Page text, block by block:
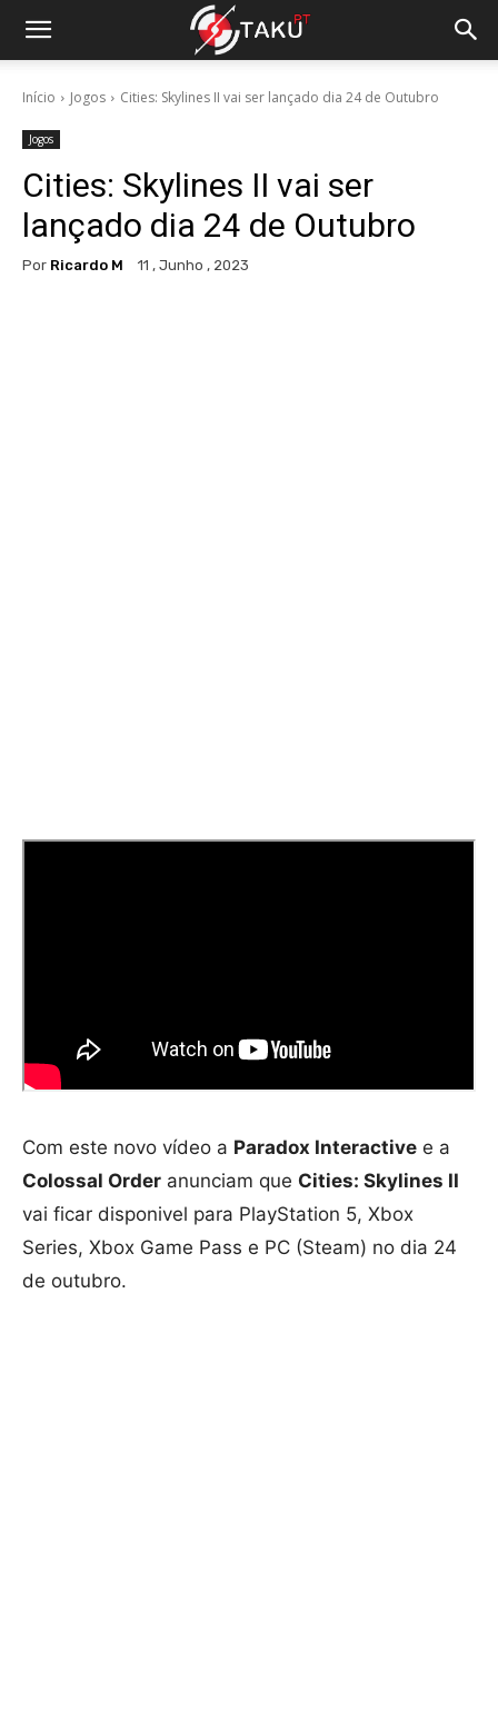
Início Jogos Cities: Skylines II vai ser lançado dia 24 de Outubro
Jogos
Cities: Skylines II vai ser
lançado dia 24 de Outubro
Por Ricardo M 11 , Junho , 2023
Com este novo vídeo a Paradox Interactive e a
Colossal Order anunciam que Cities: Skylines II
vai ficar disponivel para PlayStation 5, Xbox
Series, Xbox Game Pass e PC (Steam) no dia 24
de outubro.